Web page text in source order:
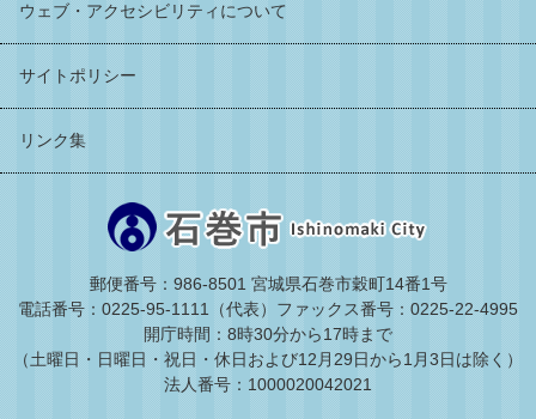
ウェブ・アクセシビリティについて
サイトポリシー
リンク集
郵便番号：986-8501 宮城県石巻市穀町14番1号
電話番号：0225-95-1111（代表） ファックス番号：0225-22-4995
開庁時間：8時30分から17時まで
（土曜日・日曜日・祝日・休日および12月29日から1月3日は除く）
法人番号：1000020042021